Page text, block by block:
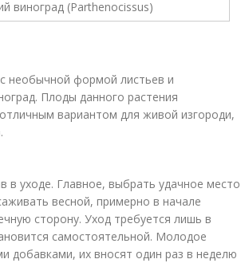
необычной формой листьев и
Плоды данного растения
вариантом для живой изгороди,
в уходе. Главное, выбрать удачное место
весной, примерно в начале
сторону. Уход требуется лишь в
самостоятельной. Молодое
добавками, их вносят один раз в неделю